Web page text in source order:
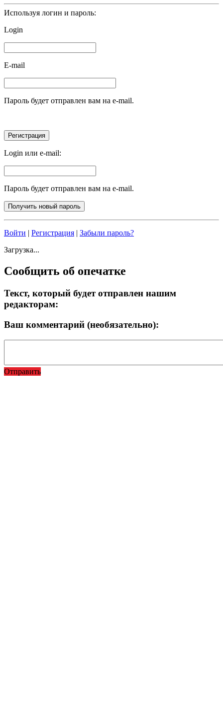
Используя логин и пароль:
Login
E-mail
Пароль будет отправлен вам на e-mail.
Login или e-mail:
Пароль будет отправлен вам на e-mail.
Войти | Регистрация | Забыли пароль?
Загрузка...
Сообщить об опечатке
Текст, который будет отправлен нашим
редакторам:
Ваш комментарий (необязательно):
Отправить